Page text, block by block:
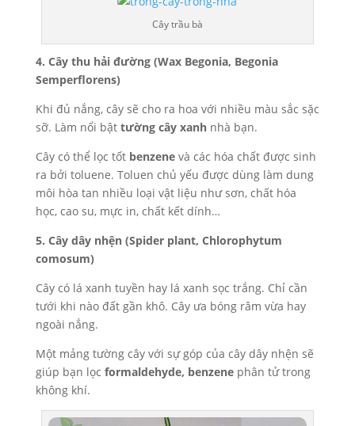
Cây trầu bà
4. Cây thu hải đường (Wax Begonia, Begonia
Semperflorens)
Khi đủ nắng, cây sẽ cho ra hoa với nhiều màu sắc sặc
sỡ. Làm nổi bật tường cây xanhnhà bạn.
Cây có thể lọc tốt benzenevà các hóa chất được sinh
ra bởi toluene. Toluen chủ yếu được dùng làm dung
môi hòa tan nhiều loại vật liệu như sơn, chất hóa
học, cao su, mực in, chất kết dính…
5. Cây dây nhện (Spider plant, Chlorophytum
comosum)
Cây có lá xanh tuyền hay lá xanh sọc trắng. Chỉ cần
tưới khi nào đất gần khô. Cây ưa bóng râm vừa hay
ngoài nắng.
Một mảng tường cây với sự góp của cây dây nhện sẽ
giúp bạn lọc formaldehyde, benzenephân tử trong
không khí.